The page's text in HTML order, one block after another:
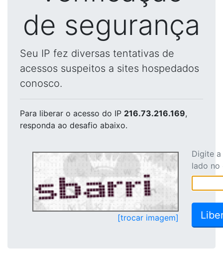
de segurança
Seu IP fez diversas tentativas de
acessos suspeitos a sites hospedados
conosco.
Para liberar o acesso do IP 216.73.216.169,
responda ao desafio abaixo.
[trocar imagem]
Digite
lado no